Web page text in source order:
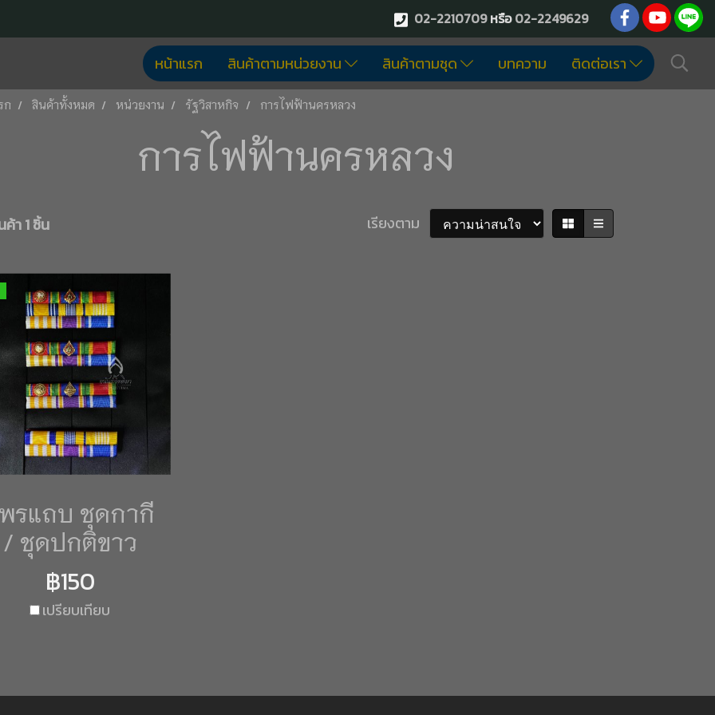
02-2210709หรือ02-2249629
หน้าแรก สินค้าตามหน่วยงาน สินค้าตามชุด บทความ ติดต่อเรา
ก สินค้าทั้งหมด หน่วยงาน รัฐวิสาหกิจ การไฟฟ้านครหลวง
การไฟฟ้านครหลวง
า 1 ชิ้น เรียงตาม
รแถบ ชุดกากี
/ ชุดปกติขาว
฿150
เปรียบเทียบ